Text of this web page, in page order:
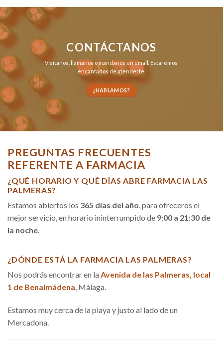
CONTÁCTANOS
Visítanos, llámanosomándanos en email . Estaremos
encantados de atenderte.
¿HABLAMOS?
PREGUNTAS FRECUENTES
REFERENTE A FARMACIA
¿QUÉ HORARIO Y QUÉ DÍAS ABRE FARMACIA LAS
PALMERAS?
Estamos abiertos los 365 días del año, para ofreceros el
mejor servicio, en horario ininterrumpido de 9:00 a 21:30 de
la noche.
¿DÓNDE ESTÁ LA FARMACIA LAS PALMERAS?
Nos podrás encontrar en la Avenida de las Palmeras, local
1 de Benalmádena, Málaga.
Estamos muy cerca de la playa y justo al lado de un
Mercadona.